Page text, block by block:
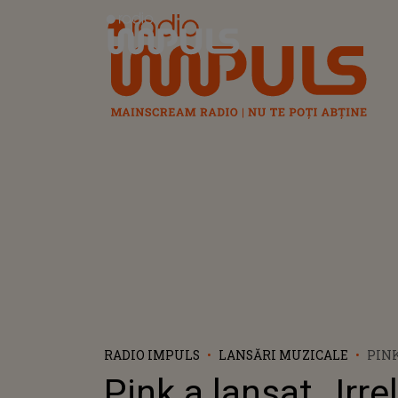
Radio Impuls
RADIO IMPULS LANSĂRI MUZICALE
UN